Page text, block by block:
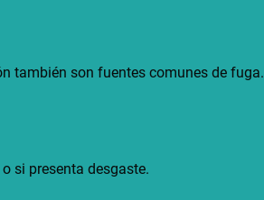
también son fuentes comunes de fuga.
si presenta desgaste.